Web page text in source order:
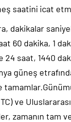
saatini icat
dakikalar
60 dakika, 1
24 saat, 1440
güneş
ve
zamanın tam